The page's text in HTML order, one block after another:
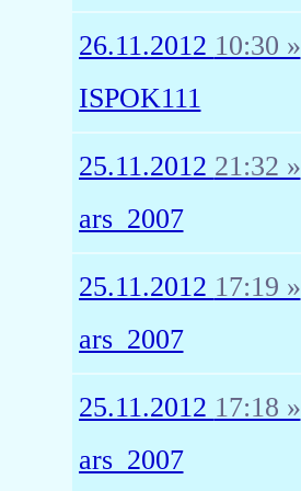
26.11.2012 10:30 »
ISPOK111
25.11.2012 21:32 »
ars_2007
25.11.2012 17:19 »
ars_2007
25.11.2012 17:18 »
ars_2007